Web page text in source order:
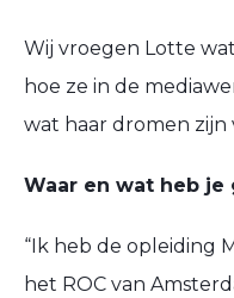
Wij vroegen Lotte
hoe ze in de
wat haar dromen zijn
Waar en wat heb je
“I k heb de opleiding
het ROC van